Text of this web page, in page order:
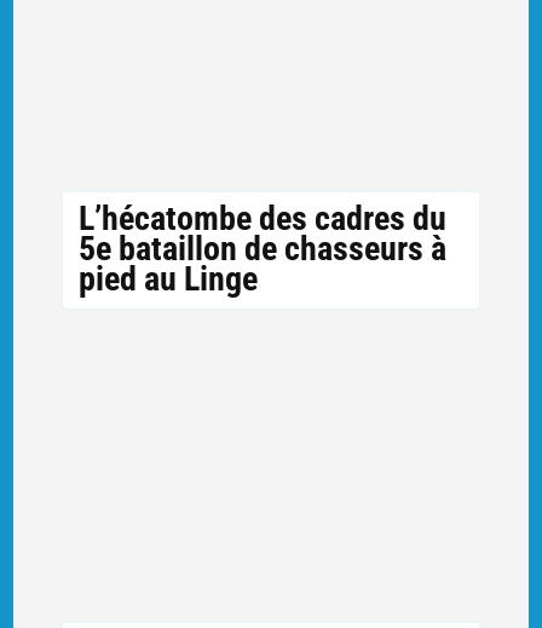
L’hécatombe des cadres du
5e bataillon de chasseurs à
pied au Linge